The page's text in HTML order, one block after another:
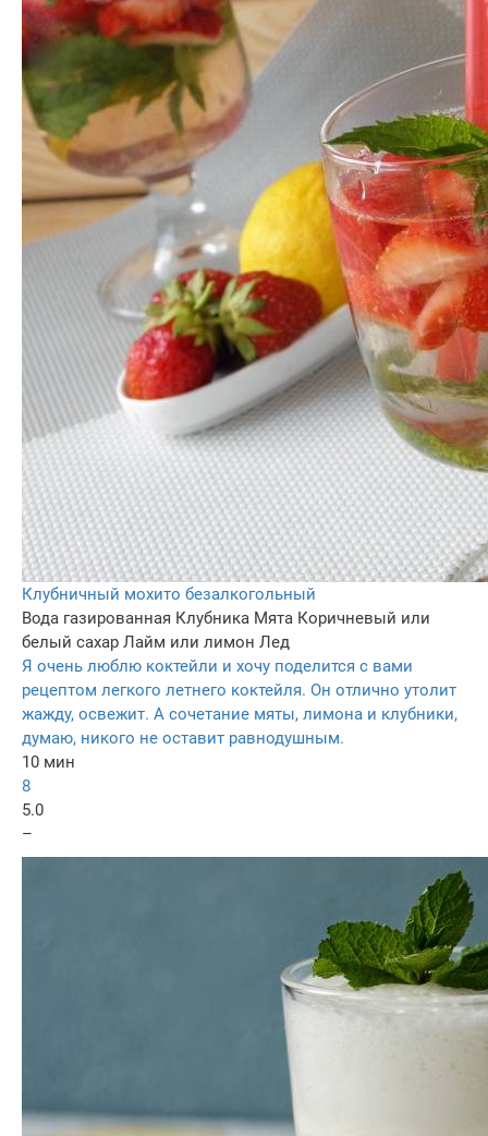
Клубничный мохито безалкогольный
Вода газированная Клубника Мята Коричневый или
белый сахар Лайм или лимон Лед
Я очень люблю коктейли и хочу поделится с вами
рецептом легкого летнего коктейля. Он отлично утолит
жажду, освежит. А сочетание мяты, лимона и клубники,
думаю, никого не оставит равнодушным.
10 мин
8
5.0
–